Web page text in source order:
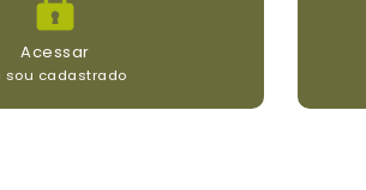
Acessar
sou cadastrado